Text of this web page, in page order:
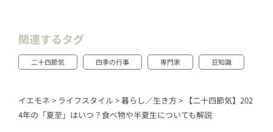
関連するタグ
二十四節気 四季の行事 専門家 豆知識
イエモネ > ライフスタイル>暮らし／生き方> 【二十四節気】202
4年の「夏至」はいつ？食べ物や半夏生についても解説